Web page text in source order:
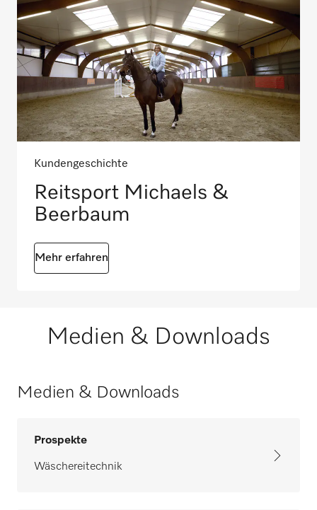
Kundengeschichte
Reitsport Michaels &
Beerbaum
Mehr erfahren
Medien & Downloads
Medien & Downloads
Prospekte
Wäschereitechnik